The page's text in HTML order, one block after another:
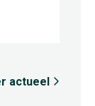
actueel